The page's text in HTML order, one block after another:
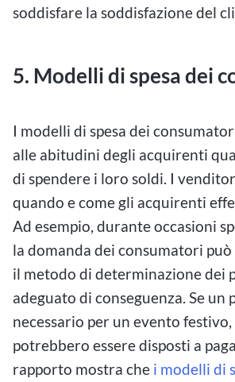
soddisfare la soddisfazione del
5. Modelli di spesa dei
I modelli di spesa dei
alle abitudini degli acquirenti
di spendere i loro soldi. I
quando e come gli acquirenti
Ad esempio, durante occasioni
la domanda dei consumatori può
il metodo di determinazione dei
adeguato di conseguenza. Se un
necessario per un evento
potrebbero essere disposti a
rapporto mostra che i modelli di